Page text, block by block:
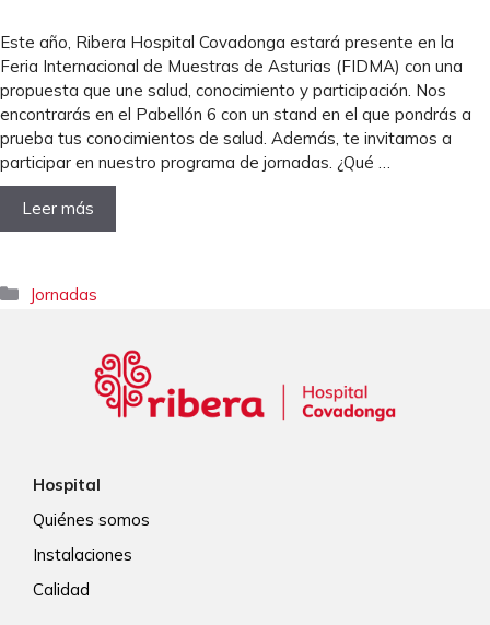
Este año, Ribera Hospital Covadonga estará presente en la
Feria Internacional de Muestras de Asturias (FIDMA) con una
propuesta que une salud, conocimiento y participación. Nos
encontrarás en el Pabellón 6 con un stand en el que pondrás a
prueba tus conocimientos de salud. Además, te invitamos a
participar en nuestro programa de jornadas. ¿Qué …
Leer más
Categorías
Jornadas
Hospital
Quiénes somos
Instalaciones
Calidad